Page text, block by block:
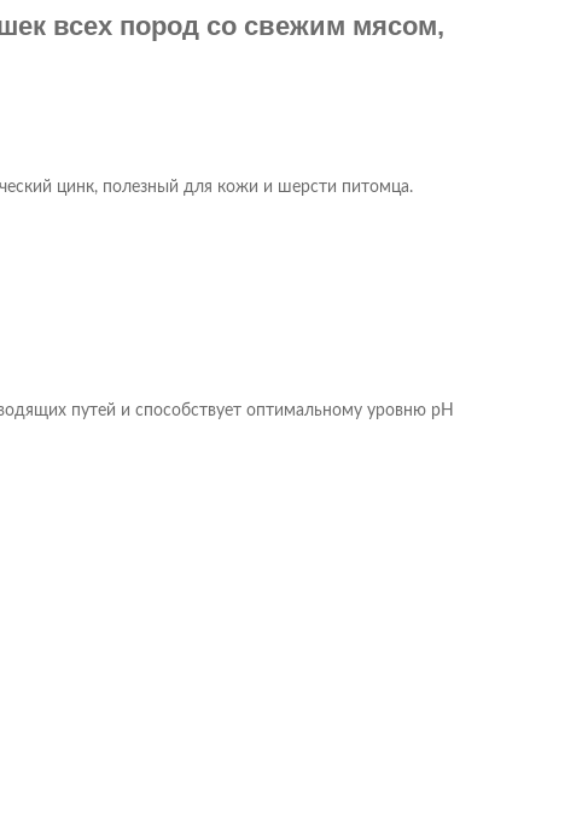
всех пород со свежим мясом,
цинк, полезный для кожи и шерсти питомца.
путей и способствует оптимальному уровню pH